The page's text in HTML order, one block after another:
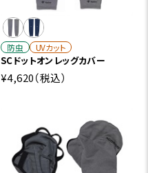
防虫 UVカット
SCドットオンレッグカバー
¥4,620（税込）